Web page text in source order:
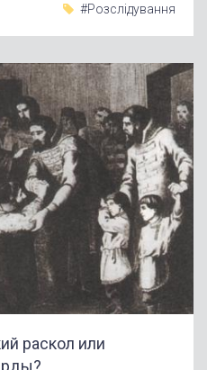
#Розслідування
раскол или